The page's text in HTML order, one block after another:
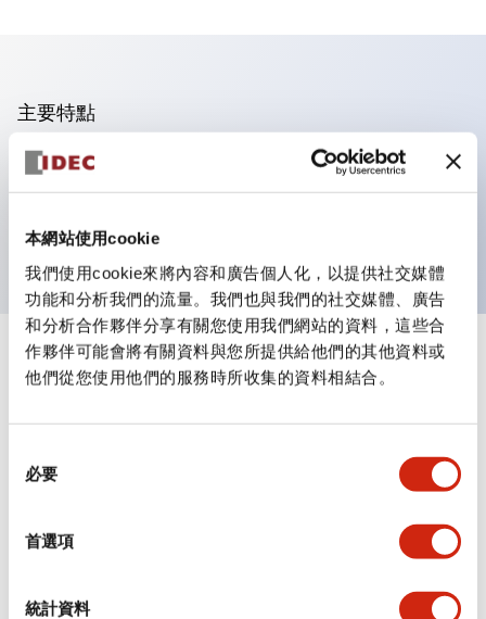
本網站使用cookie
我們使用cookie來將內容和廣告個人化，以提供社交媒體
功能和分析我們的流量。我們也與我們的社交媒體、廣告
和分析合作夥伴分享有關您使用我們網站的資料，這些合
作夥伴可能會將有關資料與您所提供給他們的其他資料或
他們從您使用他們的服務時所收集的資料相結合。
必要
首選項
統計資料
主要特點
可進行集合密著安裝
附鎖選擇開關採用高安全性的彈子鎖結構
防護結構為IP65（IEC60529）
規格
環境規範
機械規格